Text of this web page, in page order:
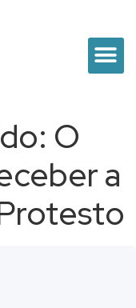
O
a